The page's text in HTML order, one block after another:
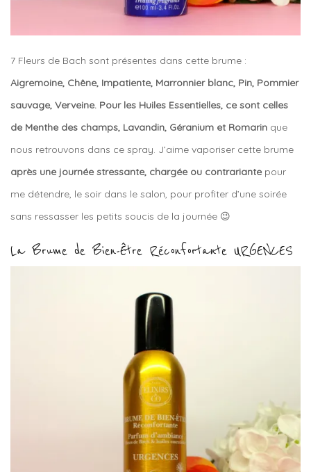
7 Fleurs de Bach sont présentes dans cette brume :
Aigremoine, Chêne, Impatiente, Marronnier blanc, Pin, Pommier
sauvage, Verveine. Pour les Huiles Essentielles, ce sont celles
de Menthe des champs, Lavandin, Géranium et Romarin que
nous retrouvons dans ce spray. J’aime vaporiser cette brume
après une journée stressante, chargée ou contrariante pour
me détendre, le soir dans le salon, pour profiter d’une soirée
sans ressasser les petits soucis de la journée 😉
La Brume de Bien-Être Réconfortante URGENCES